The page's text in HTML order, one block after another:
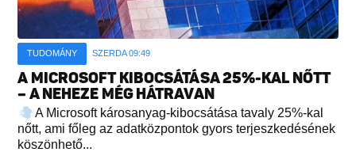
TUDOMÁNY SZERDA 09:49
A MICROSOFT KIBOCSÁTÁSA 25%-KAL NŐTT
– A NEHEZE MÉG HÁTRAVAN
A Microsoft károsanyag-kibocsátása tavaly 25%-kal
nőtt, ami főleg az adatközpontok gyors terjeszkedésének
köszönhető...